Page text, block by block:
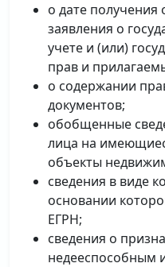
о дате получения
заявления о
учете и (или)
прав и
о содержании
документов;
обобщенные
лица на
объекты
сведения в виде
основании
ЕГРН;
сведения о
недееспособным